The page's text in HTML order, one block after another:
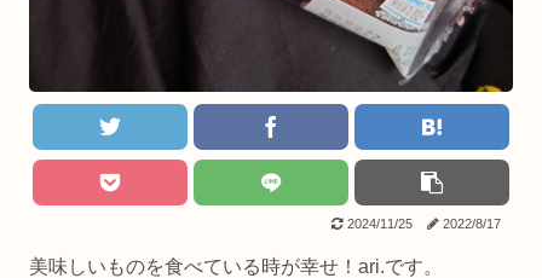
2024/11/25 2022/8/17
美味しいものを食べている時が幸せ！ari.です。